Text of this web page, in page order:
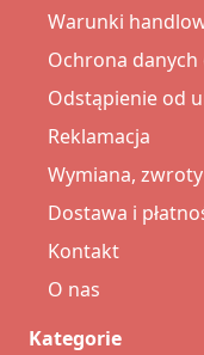
Warunki
Ochrona danych
Odstąpienie od
Reklamacja
Wymiana,
Dostawa i
Kontakt
O nas
Kategorie